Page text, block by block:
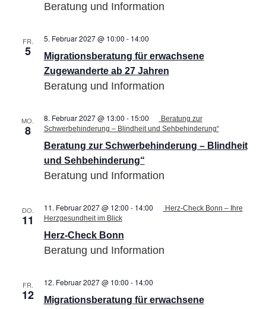
Beratung und Information
FR.
5
Migrationsberatung für erwachsene
Zugewanderte ab 27 Jahren
5. Februar 2027 @ 10:00 - 14:00
erwachsene
ab
27
Beratung und Information
MO.
8
Beratung zur Schwerbehinderung – Blindheit
und Sehbehinderung“
8. Februar 2027 @ 13:00 - 15:00
Beratung zur
Schwerbehinderung – Blindheit und Sehbehinderung“
Beratung und Information
DO.
11
Herz-Check Bonn
11. Februar 2027 @ 12:00 - 14:00
Herz-Check Bonn – Ihre
Herzgesundheit im Blick
Beratung und Information
FR.
12
Migrationsberatung für erwachsene
12. Februar 2027 @ 10:00 - 14:00
erwachsene